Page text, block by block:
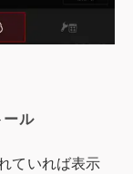
ール
ていれば表示